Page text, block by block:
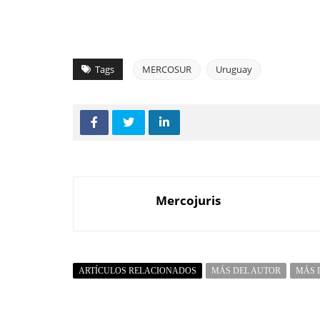
Tags MERCOSUR Uruguay
Mercojuris
ARTÍCULOS RELACIONADOS MÁS DEL AUTOR MÁS